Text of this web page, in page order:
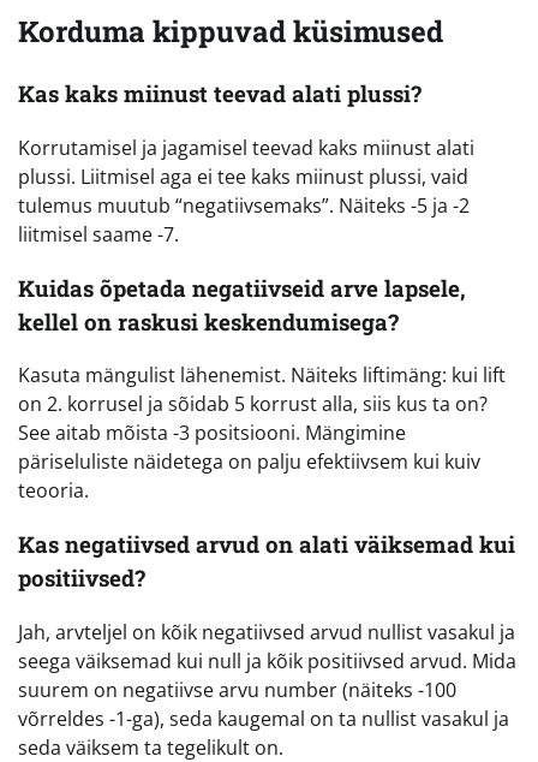
Korduma kippuvad küsimused
Kas kaks miinust teevad alati plussi?
Korrutamisel ja jagamisel teevad kaks miinust alati
plussi. Liitmisel aga ei tee kaks miinust plussi, vaid
tulemus muutub “negatiivsemaks”. Näiteks -5 ja -2
liitmisel saame -7.
Kuidas õpetada negatiivseid arve lapsele,
kellel on raskusi keskendumisega?
Kasuta mängulist lähenemist. Näiteks liftimäng: kui lift
on 2. korrusel ja sõidab 5 korrust alla, siis kus ta on?
See aitab mõista -3 positsiooni. Mängimine
päriseluliste näidetega on palju efektiivsem kui kuiv
teooria.
Kas negatiivsed arvud on alati väiksemad kui
positiivsed?
Jah, arvteljel on kõik negatiivsed arvud nullist vasakul ja
seega väiksemad kui null ja kõik positiivsed arvud. Mida
suurem on negatiivse arvu number (näiteks -100
võrreldes -1-ga), seda kaugemal on ta nullist vasakul ja
seda väiksem ta tegelikult on.